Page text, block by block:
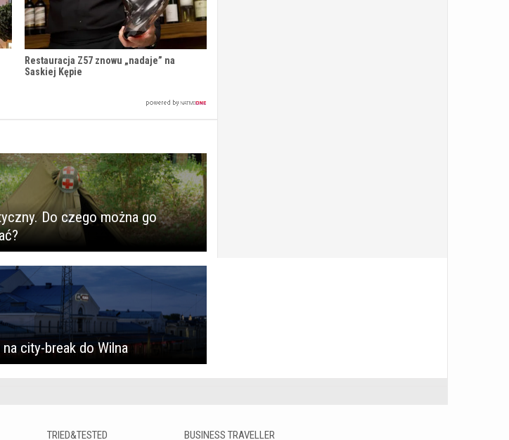
Restauracja Z57 znowu „nadaje” na
Saskiej Kępie
Do czego można go
city-break do Wilna
TRIED&TESTED BUSINESS TRAVELLER